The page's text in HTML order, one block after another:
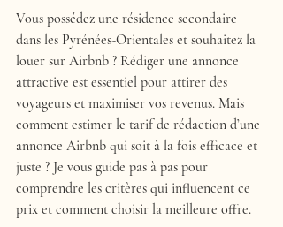
Vous possédez une résidence secondaire
dans les Pyrénées-Orientales et souhaitez la
louer sur Airbnb ? Rédiger une annonce
attractive est essentiel pour attirer des
voyageurs et maximiser vos revenus. Mais
comment estimer le tarif de rédaction d’une
annonce Airbnb qui soit à la fois efficace et
juste ? Je vous guide pas à pas pour
comprendre les critères qui influencent ce
prix et comment choisir la meilleure offre.